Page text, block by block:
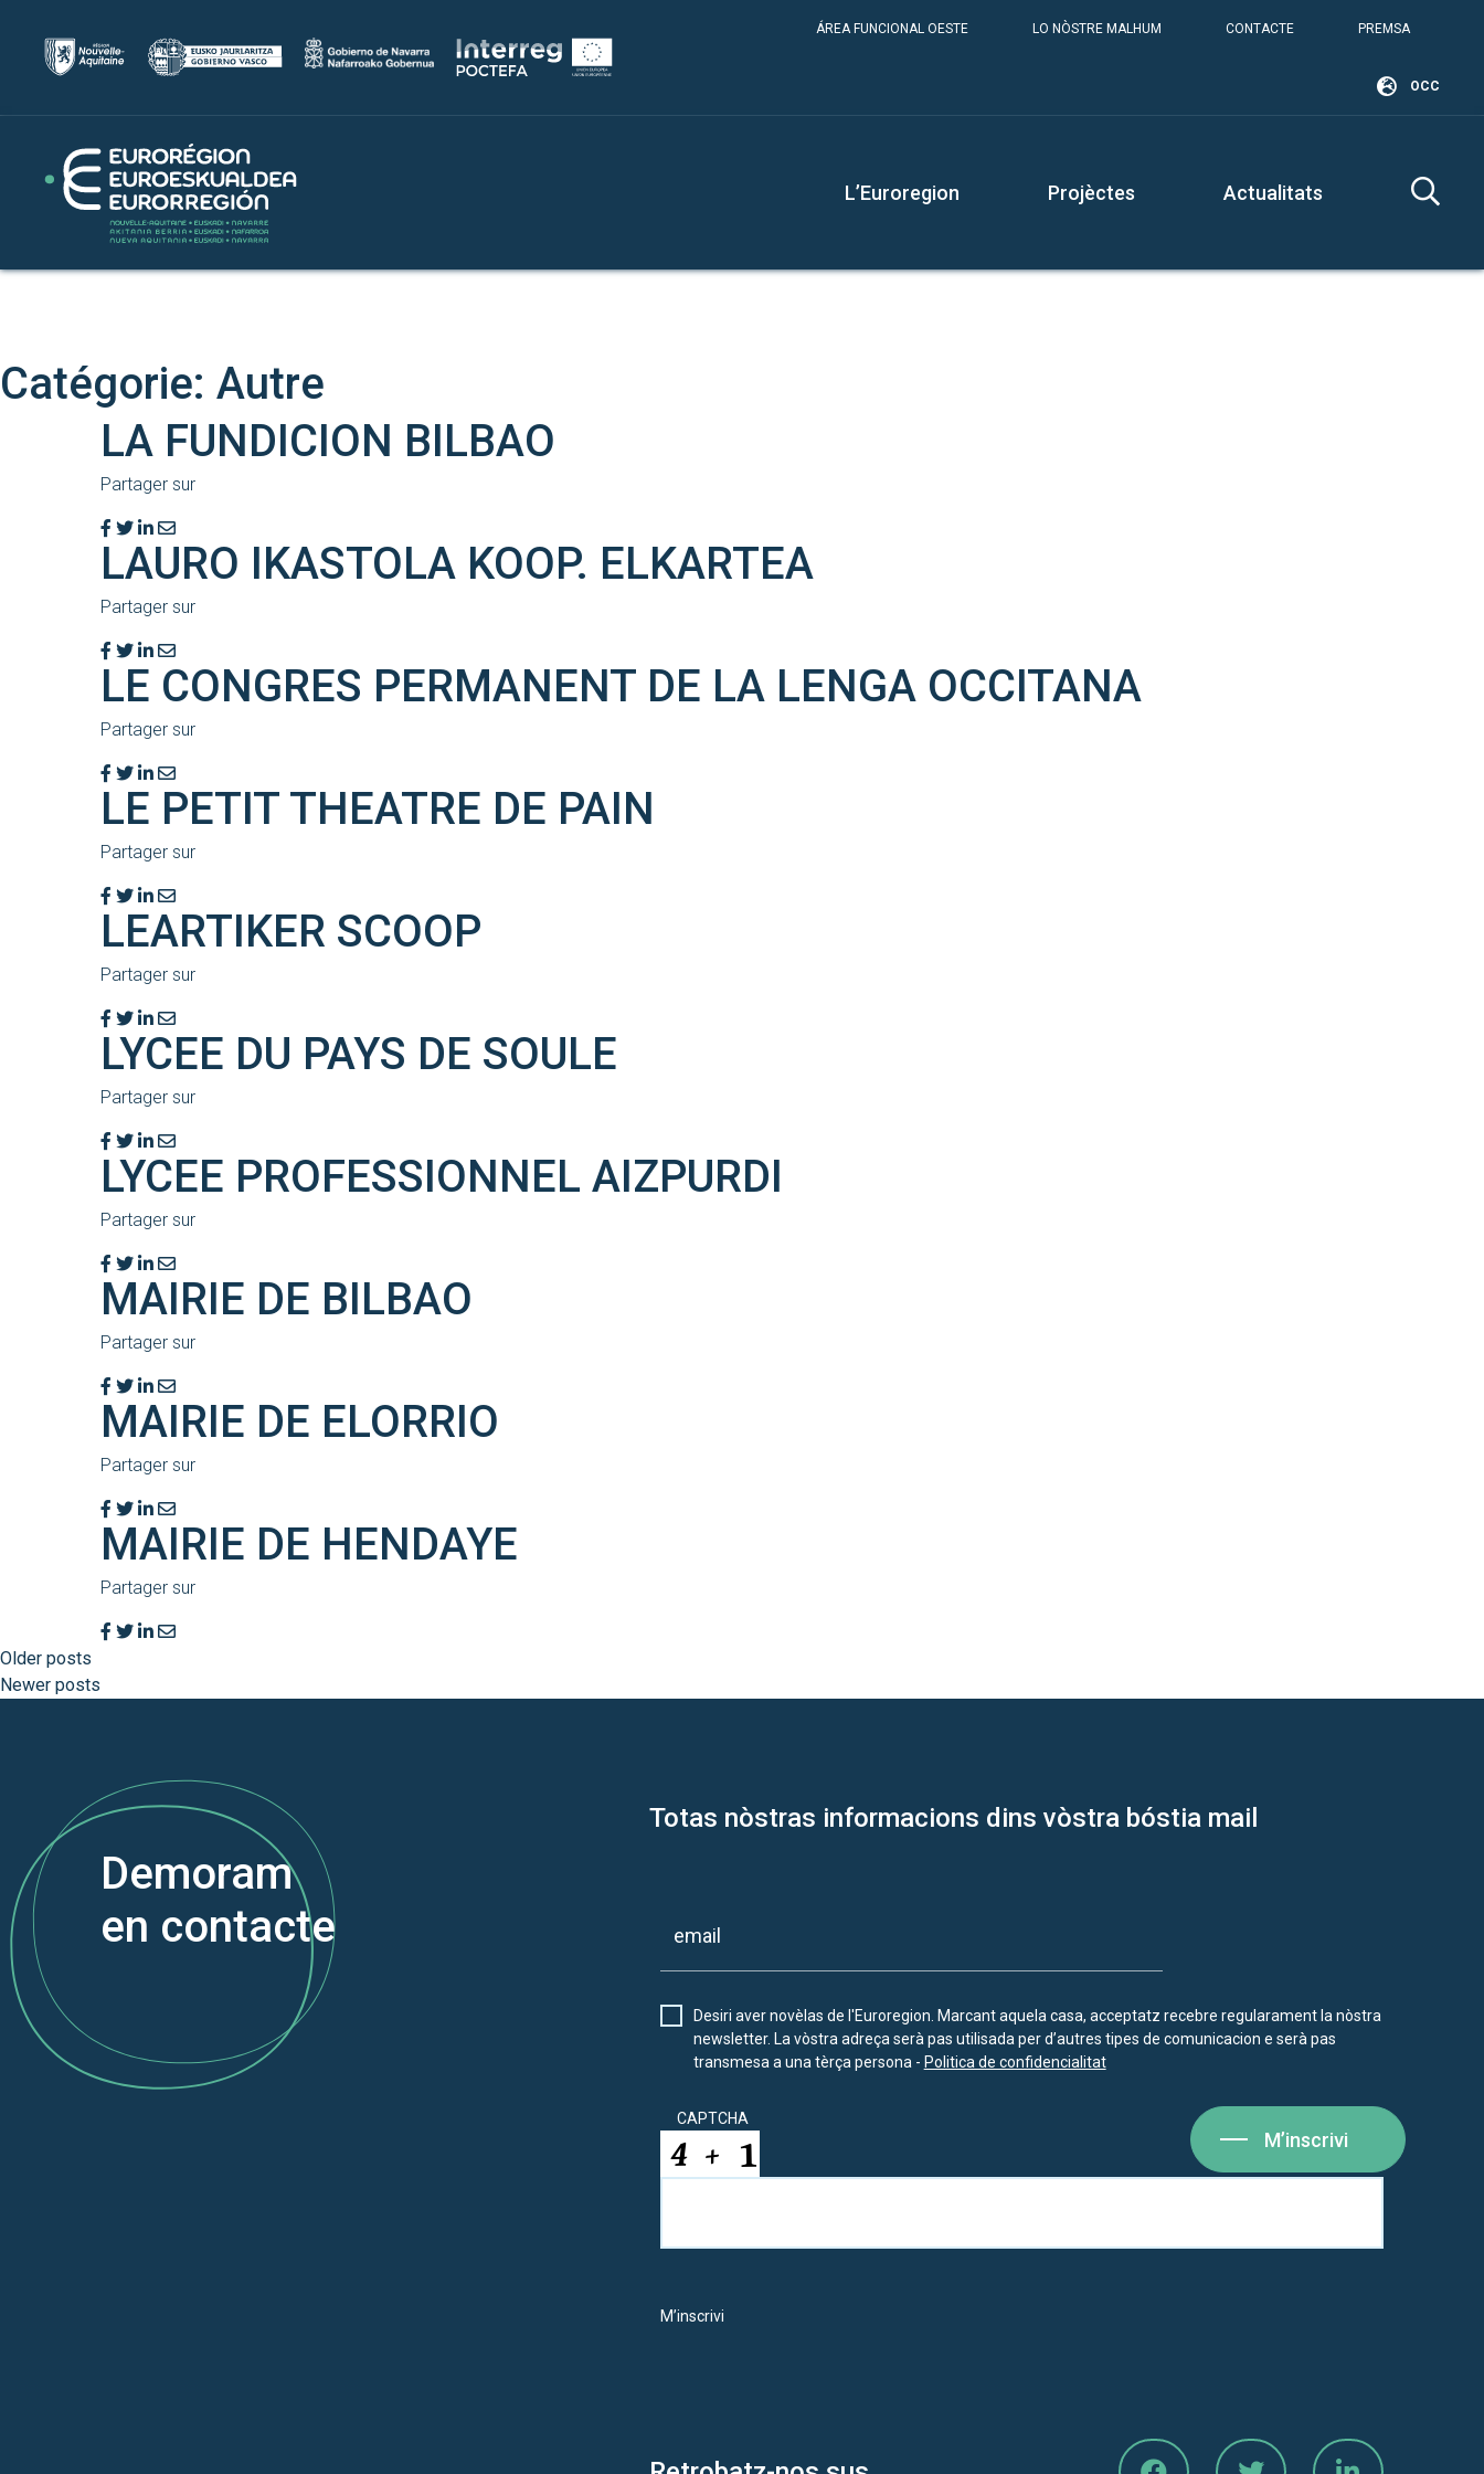
ÁREA FUNCIONAL OESTE LO NÒSTRE MALHUM CONTACTE PREMSA
OCC
L’Euroregion Projèctes Actualitats
Catégorie: Autre
LA FUNDICION BILBAO
Partager sur
LAURO IKASTOLA KOOP. ELKARTEA
Partager sur
LE CONGRES PERMANENT DE LA LENGA OCCITANA
Partager sur
LE PETIT THEATRE DE PAIN
Partager sur
LEARTIKER SCOOP
Partager sur
LYCEE DU PAYS DE SOULE
Partager sur
LYCEE PROFESSIONNEL AIZPURDI
Partager sur
MAIRIE DE BILBAO
Partager sur
MAIRIE DE ELORRIO
Partager sur
MAIRIE DE HENDAYE
Partager sur
Older posts
Newer posts
Demoram
en contacte
Totas nòstras informacions dins vòstra bóstia mail
Desiri aver novèlas de l'Euroregion. Marcant aquela casa, acceptatz recebre regularament la nòstra
newsletter. La vòstra adreça serà pas utilisada per d’autres tipes de comunicacion e serà pas
transmesa a una tèrça persona - Politica de confidencialitat
CAPTCHA
M’inscrivi
M’inscrivi